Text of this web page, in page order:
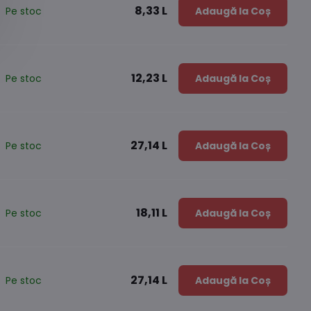
Pe stoc 8,33 L Adaugă la Coș
Pe stoc 12,23 L Adaugă la Coș
Pe stoc 27,14 L Adaugă la Coș
Pe stoc 18,11 L Adaugă la Coș
Pe stoc 27,14 L Adaugă la Coș